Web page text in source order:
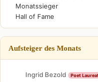
Monatssieger
Hall of Fame
Aufsteiger des Monats
Ingrid Bezold Poet